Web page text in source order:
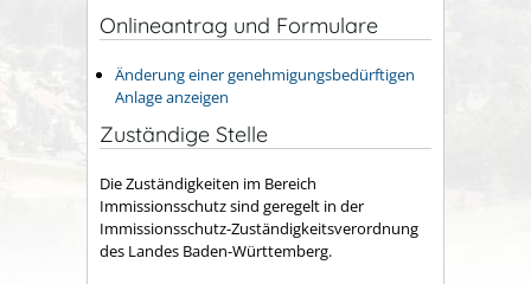
Onlineantrag und Formulare
Änderung einer genehmigungsbedürftigen
Anlage anzeigen
Zuständige Stelle
Die Zuständigkeiten im Bereich
Immissionsschutz sind geregelt in der
Immissionsschutz-Zuständigkeitsverordnung
des Landes Baden-Württemberg.